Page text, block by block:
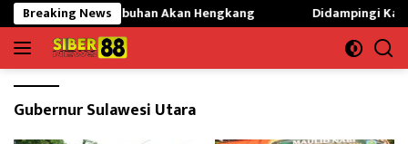
Langsung
ke
konten
Breaking News
Labuhan Akan Hengkang Didampingi Kasdam I/
Gubernur Sulawesi Utara